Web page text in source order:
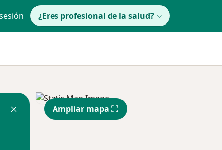
¿Eres profesional de la salud?
Ampliar mapa